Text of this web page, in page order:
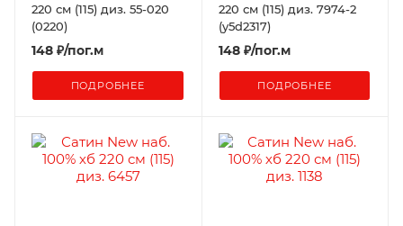
220 см (115) диз. 55-020
(0220)
148 ₽/пог.м
ПОДРОБНЕЕ
220 см (115) диз. 7974-2
(y5d2317)
148₽/пог.м
ПОДРОБНЕЕ